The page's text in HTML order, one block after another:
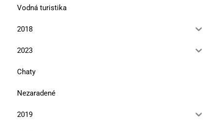
Vodná turistika
2018
2023
Chaty
Nezaradené
2019